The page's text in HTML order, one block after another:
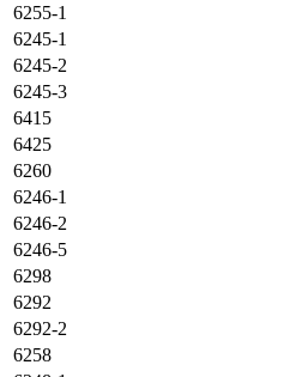
6255-1
6245-1
6245-2
6245-3
6415
6425
6260
6246-1
6246-2
6246-5
6298
6292
6292-2
6258